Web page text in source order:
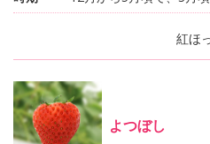
紅ほ
よつぼし